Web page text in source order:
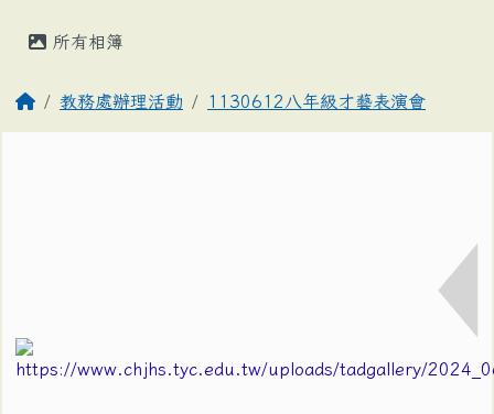
所有相簿
教務處辦理活動 1130612八年級才藝表演會